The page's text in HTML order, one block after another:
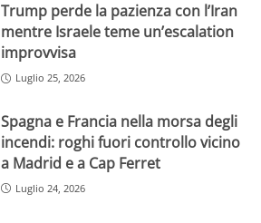
Trump perde la pazienza con l’Iran
mentre Israele teme un’escalation
improvvisa
Luglio 25, 2026
Spagna e Francia nella morsa degli
incendi: roghi fuori controllo vicino
a Madrid e a Cap Ferret
Luglio 24, 2026